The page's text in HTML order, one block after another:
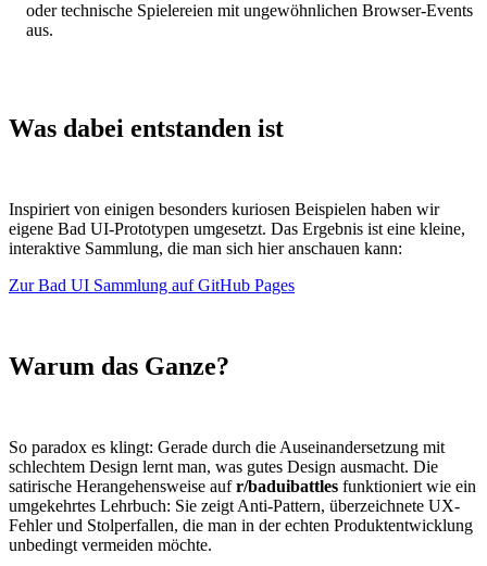
oder technische Spielereien mit ungewöhnlichen Browser-Events
aus.
Was dabei entstanden ist
Inspiriert von einigen besonders kuriosen Beispielen haben wir
eigene Bad UI-Prototypen umgesetzt. Das Ergebnis ist eine kleine,
interaktive Sammlung, die man sich hier anschauen kann:
Zur Bad UI Sammlung auf GitHub Pages
Warum das Ganze?
So paradox es klingt: Gerade durch die Auseinandersetzung mit
schlechtem Design lernt man, was gutes Design ausmacht. Die
satirische Herangehensweise aufr/baduibattles funktioniert wie ein
umgekehrtes Lehrbuch: Sie zeigt Anti-Pattern, überzeichnete UX-
Fehler und Stolperfallen, die man in der echten Produktentwicklung
unbedingt vermeiden möchte.